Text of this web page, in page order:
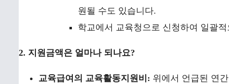
원될 수도 있습니다.
학교에서 교육청으로 신청하여 일괄
2. 지원금액은 얼마나 되나요?
교육급여의 교육활동지원비: 위에서 언급된 연